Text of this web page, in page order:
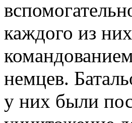
каждого из
немцев.
у них были